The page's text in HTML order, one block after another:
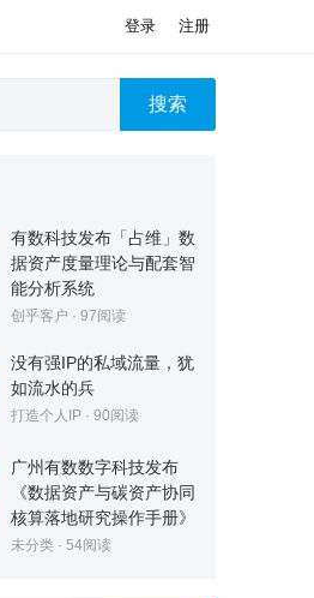
登录 注册
搜索
有数科技发布「占维」数
据资产度量理论与配套智
能分析系统
创乎客户 · 97阅读
没有强IP的私域流量，犹
如流水的兵
打造个人IP · 90阅读
广州有数数字科技发布
《数据资产与碳资产协同
核算落地研究操作手册》
未分类 · 54阅读